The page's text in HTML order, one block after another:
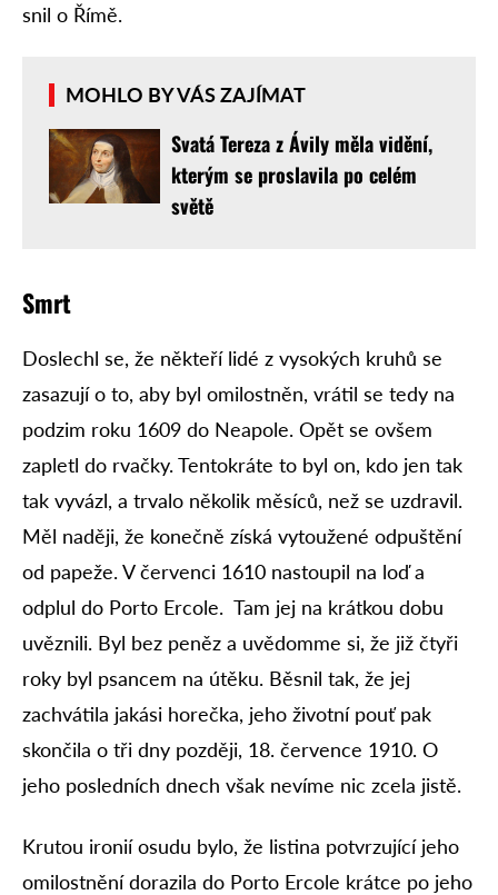
snil o Římě.
MOHLO BY VÁS ZAJÍMAT
Svatá Tereza z Ávily měla vidění,
kterým se proslavila po celém
světě
Smrt
Doslechl se, že někteří lidé z vysokých kruhů se
zasazují o to, aby byl omilostněn, vrátil se tedy na
podzim roku 1609 do Neapole. Opět se ovšem
zapletl do rvačky. Tentokráte to byl on, kdo jen tak
tak vyvázl, a trvalo několik měsíců, než se uzdravil.
Měl naději, že konečně získá vytoužené odpuštění
od papeže. V červenci 1610 nastoupil na loď a
odplul do Porto Ercole. Tam jej na krátkou dobu
uvěznili. Byl bez peněz a uvědomme si, že již čtyři
roky byl psancem na útěku. Běsnil tak, že jej
zachvátila jakási horečka, jeho životní pouť pak
skončila o tři dny později, 18. července 1910. O
jeho posledních dnech však nevíme nic zcela jistě.
Krutou ironií osudu bylo, že listina potvrzující jeho
omilostnění dorazila do Porto Ercole krátce po jeho